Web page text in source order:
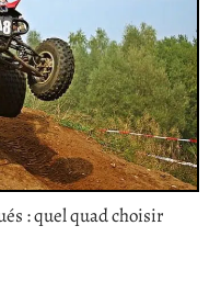
: quel quad choisir